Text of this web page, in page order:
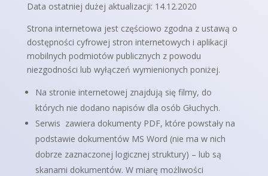
Data ostatniej dużej aktualizacji: 14.12.2020
Strona internetowa jest częściowo zgodna z ustawą o
dostępności cyfrowej stron internetowych i aplikacji
mobilnych podmiotów publicznych z powodu
niezgodności lub wyłączeń wymienionych poniżej.
Na stronie internetowej znajdują się filmy, do
których nie dodano napisów dla osób Głuchych.
Serwis zawiera dokumenty PDF, które powstały na
podstawie dokumentów MS Word (nie ma w nich
dobrze zaznaczonej logicznej struktury) – lub są
skanami dokumentów. W miarę możliwości